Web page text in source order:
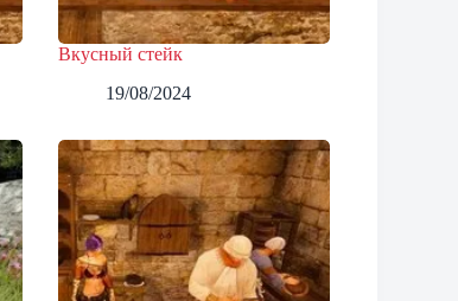
Вкусный стейк
19/08/2024